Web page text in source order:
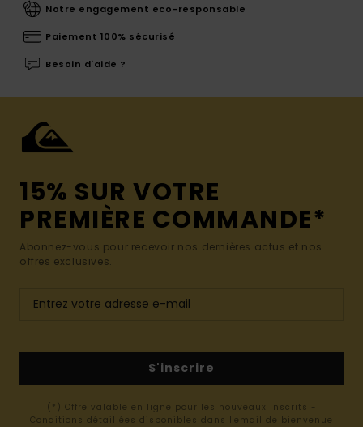
Notre engagement eco-responsable
Paiement 100% sécurisé
Besoin d'aide ?
15% SUR VOTRE
PREMIÈRE COMMANDE*
Abonnez-vous pour recevoir nos dernières actus et nos
offres exclusives.
S'inscrire
(*) Offre valable en ligne pour les nouveaux inscrits -
Conditions détaillées disponibles dans l'email de bienvenue